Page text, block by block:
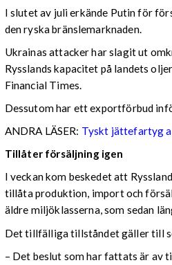
I slutet av juli erkände Putin för
den ryska bränslemarknaden.
Ukrainas attacker har slagit ut
Rysslands kapacitet på landets
Financial Times.
Dessutom har ett exportförbud
ANDRA LÄSER: Tyskt jättefartyg
Tillåter försäljning igen
I veckan kom beskedet att
tillåta produktion, import och
äldre miljöklasserna, som sedan
Det tillfälliga tillståndet gäller till
– Det beslut som har fattats är